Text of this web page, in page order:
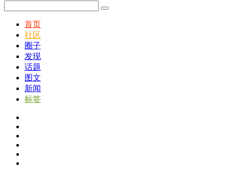
首页
社区
圈子
发现
话题
图文
新闻
标签